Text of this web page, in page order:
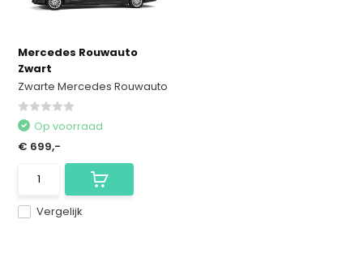
Mercedes Rouwauto
Zwart
Zwarte Mercedes Rouwauto
Vergelijk
Op voorraad
€ 699,-